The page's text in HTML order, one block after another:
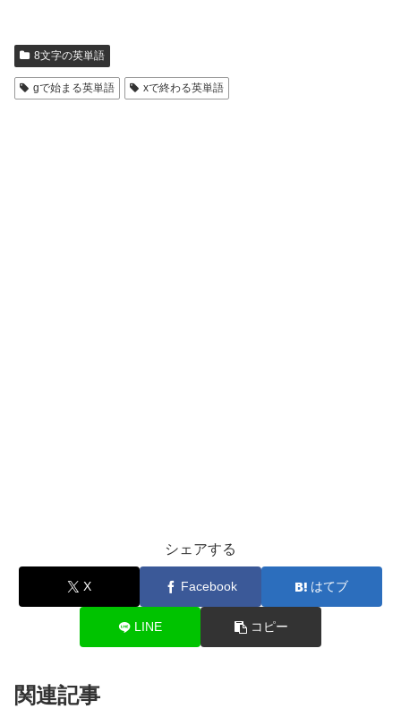
8文字の英単語
gで始まる英単語 xで終わる英単語
シェアする
X Facebook はてブ
LINE コピー
関連記事